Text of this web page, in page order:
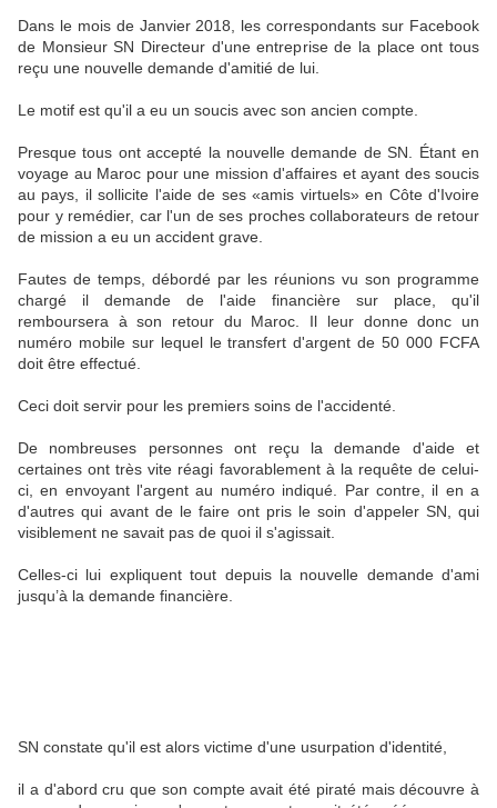
Dans le mois de Janvier 2018, les correspondants sur Facebook
de Monsieur SN Directeur d'une entreprise de la place ont tous
reçu une nouvelle demande d'amitié de lui.
Le motif est qu'il a eu un soucis avec son ancien compte.
Presque tous ont accepté la nouvelle demande de SN. Étant en
voyage au Maroc pour une mission d'affaires et ayant des soucis
au pays, il sollicite l'aide de ses «amis virtuels» en Côte d'Ivoire
pour y remédier, car l'un de ses proches collaborateurs de retour
de mission a eu un accident grave.
Fautes de temps, débordé par les réunions vu son programme
chargé il demande de l'aide financière sur place, qu'il
remboursera à son retour du Maroc. Il leur donne donc un
numéro mobile sur lequel le transfert d'argent de 50 000 FCFA
doit être effectué.
Ceci doit servir pour les premiers soins de l'accidenté.
De nombreuses personnes ont reçu la demande d'aide et
certaines ont très vite réagi favorablement à la requête de celui-
ci, en envoyant l'argent au numéro indiqué. Par contre, il en a
d'autres qui avant de le faire ont pris le soin d'appeler SN, qui
visiblement ne savait pas de quoi il s'agissait.
Celles-ci lui expliquent tout depuis la nouvelle demande d'ami
jusqu’à la demande financière.
SN constate qu'il est alors victime d'une usurpation d'identité,
il a d'abord cru que son compte avait été piraté mais découvre à